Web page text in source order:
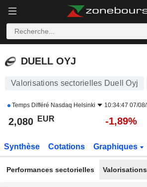
DUELL OYJ
DUELL OYJ
Valorisations sectorielles Duell Oyj
Temps Différé Nasdaq Helsinki 10:34:47 07/
2,080 EUR -1,89%
Synthèse Cotations Graphiques
Performances sectorielles